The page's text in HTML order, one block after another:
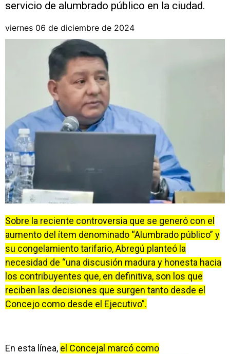
servicio de alumbrado público en la ciudad.
viernes 06 de diciembre de 2024
Sobre la reciente controversia que se generó con el
aumento del ítem denominado “Alumbrado público” y
su congelamiento tarifario, Abregú planteó la
necesidad de “una discusión madura y honesta hacia
los contribuyentes que, en definitiva, son los que
reciben las decisiones que surgen tanto desde el
Concejo como desde el Ejecutivo”.
En esta línea, el Concejal marcó como